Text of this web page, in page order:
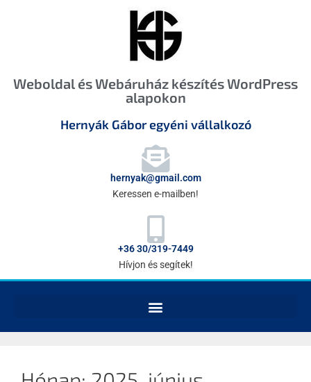
Weboldal és Webáruház készítés WordPress
alapokon
Hernyák Gábor egyéni vállalkozó
hernyak@gmail.com
Keressen e-mailben!
+36 30/319-7449
Hívjon és segítek!